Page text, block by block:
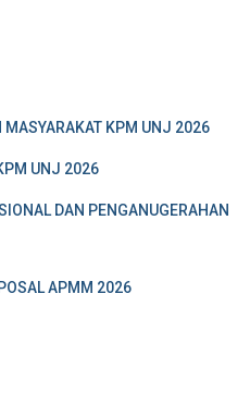
MASYARAKAT KPM UNJ 2026
UNJ 2026
DAN PENGANUGERAHAN
APMM 2026